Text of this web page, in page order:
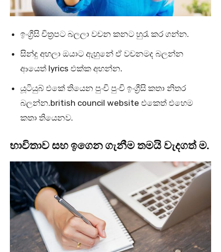
ඉංග්‍රීසි චිත්‍රපට බලලා වචන කනට හුරැ කර ගන්න.
සින්දු අහලා ඔයාට ඇහුනේ ඒ වචනමද බලන්න
ආයෙත් lyrics එක්ක අහන්න.
යූටියුබ් එකේ තියෙන පුංචි පුංචි ඉංග්‍රීසි කතා නිතර
බලන්න.british council website එකෙත් එහෙම
කතා තියෙනව.
භාවිතාව සහ ඉගෙන ගැනීම තමයි වැදගත් ම.